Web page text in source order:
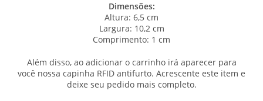
Dimensões:
Altura: 6,5 cm
Largura: 10,2 cm
Comprimento: 1 cm
Além disso, ao adicionar o carrinho irá aparecer para
você nossa capinha RFID antifurto. Acrescente este item e
deixe seu pedido mais completo.